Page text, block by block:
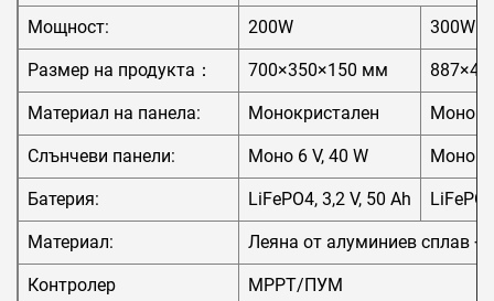
Мощност: 200W 300W
Размер на продукта： 700×350×150 мм
Материал на панела: Монокристален
Слънчеви панели: Моно 6 V, 40 W Моно 6
Батерия: LiFePO4, 3,2 V, 50 Ah
Материал: Леяна от алуминиев сплав +
Контролер MPPT/ПУМ